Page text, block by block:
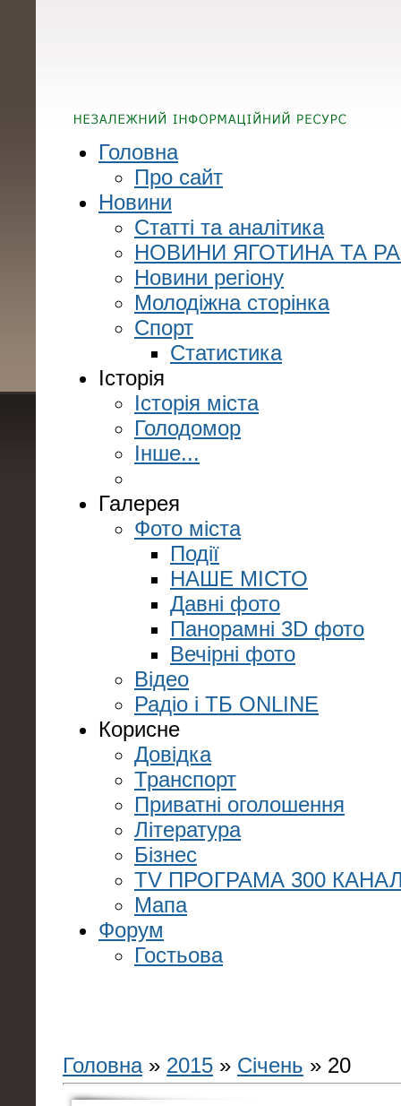
Головна
Про сайт
Новини
Статті та аналітика
НОВИНИ ЯГОТИНА ТА
Новини регіону
Молодіжна сторінка
Спорт
Статистика
Історія
Історія міста
Голодомор
Інше...
Галерея
Фото міста
Події
НАШЕ МІСТО
Давні фото
Панорамні 3D фото
Вечірні фото
Відео
Радіо і ТБ ONLINE
Корисне
Довідка
Транспорт
Приватні оголошення
Література
Бізнес
TV ПРОГРАМА 300
Мапа
Форум
Гостьова
Головна» 2015 » Січень » 20